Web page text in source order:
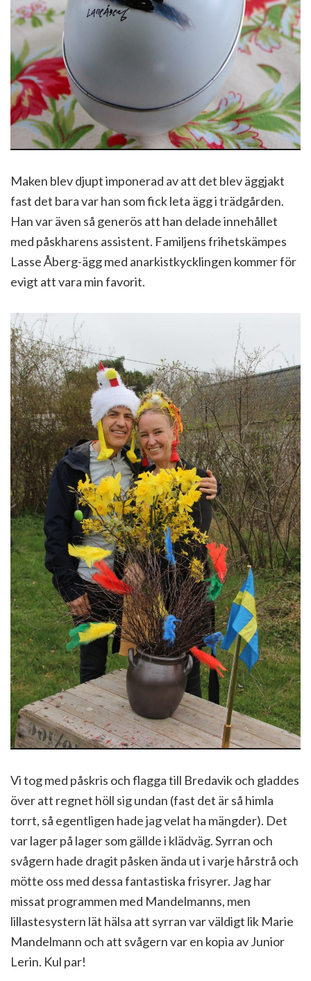
Maken blev djupt imponerad av att det blev äggjakt
fast det bara var han som fick leta ägg i trädgården.
Han var även så generös att han delade innehållet
med påskharens assistent. Familjens frihetskämpes
Lasse Åberg-ägg med anarkistkycklingen kommer för
evigt att vara min favorit.
Vi tog med påskris och flagga till Bredavik och gladdes
över att regnet höll sig undan (fast det är så himla
torrt, så egentligen hade jag velat ha mängder). Det
var lager på lager som gällde i klädväg. Syrran och
svågern hade dragit påsken ända ut i varje hårstrå och
mötte oss med dessa fantastiska frisyrer. Jag har
missat programmen med Mandelmanns, men
lillastesystern lät hälsa att syrran var väldigt lik Marie
Mandelmann och att svågern var en kopia av Junior
Lerin. Kul par!